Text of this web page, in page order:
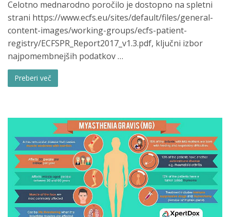
Celotno mednarodno poročilo je dostopno na spletni
strani https://www.ecfs.eu/sites/default/files/general-
content-images/working-groups/ecfs-patient-
registry/ECFSPR_Report2017_v1.3.pdf, ključni izbor
najpomembnejših podatkov …
Preberi več